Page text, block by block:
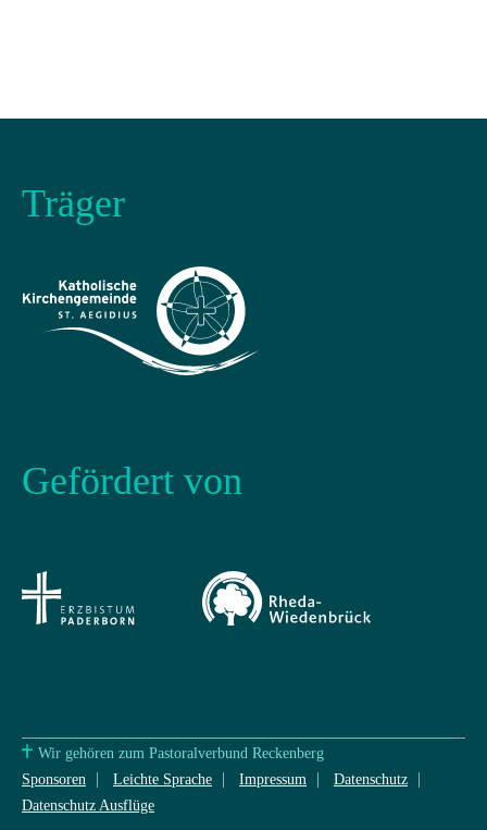
Träger
Gefördert von
Wir gehören zum Pastoralverbund Reckenberg
Sponsoren
Leichte Sprache Impressum
Datenschutz
Datenschutz Ausflüge